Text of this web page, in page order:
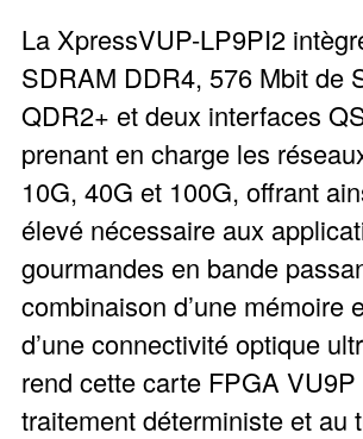
La XpressVUP-LP9PI2
SDRAM DDR4, 576 Mbit de
QDR2+ et deux interfaces
prenant en charge les
10G, 40G et 100G, offrant
élevé nécessaire aux
gourmandes en bande
combinaison d’une mémoire
d’une connectivité optique
rend cette carte FPGA
traitement déterministe et au